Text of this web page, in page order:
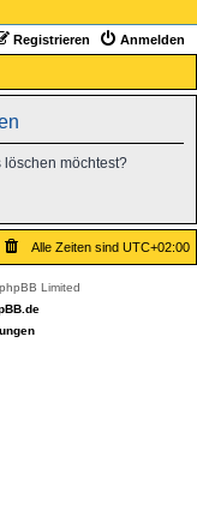
Anmelden
Registrieren
löschen möchtest?
Alle Zeiten sind UTC+02:00
Limited